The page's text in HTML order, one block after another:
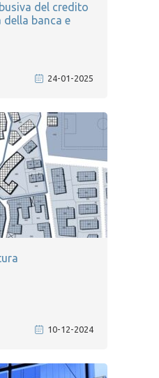
del credito
banca e
24-01-2025
10-12-2024